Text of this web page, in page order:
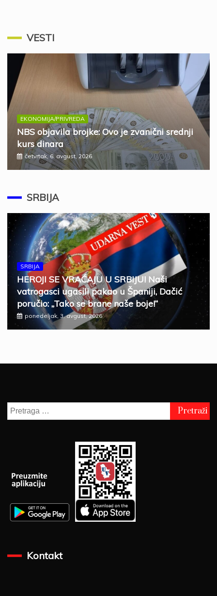
VESTI
EKONOMIJA/PRIVREDA
NBS objavila brojke: Ovo je zvanični srednji
kurs dinara
četvrtak, 6. avgust, 2026
SRBIJA
SRBIJA
HEROJI SE VRAĆAJU U SRBIJU! Naši
vatrogasci ugasili pakao u Španiji, Dačić
poručio: „Tako se brane naše boje!“
ponedeljak, 3. avgust, 2026
Pretraga
za:
Kontakt